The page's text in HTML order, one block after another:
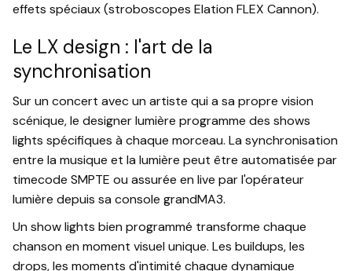
effets spéciaux (stroboscopes Elation FLEX Cannon).
Le LX design : l'art de la
synchronisation
Sur un concert avec un artiste qui a sa propre vision
scénique, le designer lumière programme des shows
lights spécifiques à chaque morceau. La synchronisation
entre la musique et la lumière peut être automatisée par
timecode SMPTE ou assurée en live par l'opérateur
lumière depuis sa console grandMA3.
Un show lights bien programmé transforme chaque
chanson en moment visuel unique. Les buildups, les
drops, les moments d'intimité chaque dynamique